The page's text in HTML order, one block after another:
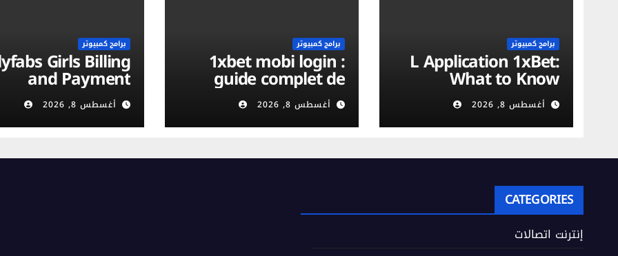
برامج كمبيوتر
L Application 1xBet:
What to Know
أغسطس 8, 2026
برامج كمبيوتر
1xbet mobi login :
guide complet de
vérification du
compte et sécurité
mobile
أغسطس 8, 2026
برامج كمبيوتر
Girls Billing
and Payment
Methods: Discreet,
Secure & Flexible
Options
أغسطس 8, 2026
CATEGORIES
إنترنت اتصالات